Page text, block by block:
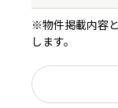
※物件掲載内容
します。